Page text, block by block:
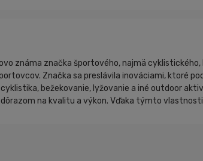
známa značka športového, najmä
Značka sa preslávila inováciami, ktoré
bežekovanie, lyžovanie a iné outdoor
dôrazom na kvalitu a výkon. Vďaka týmto